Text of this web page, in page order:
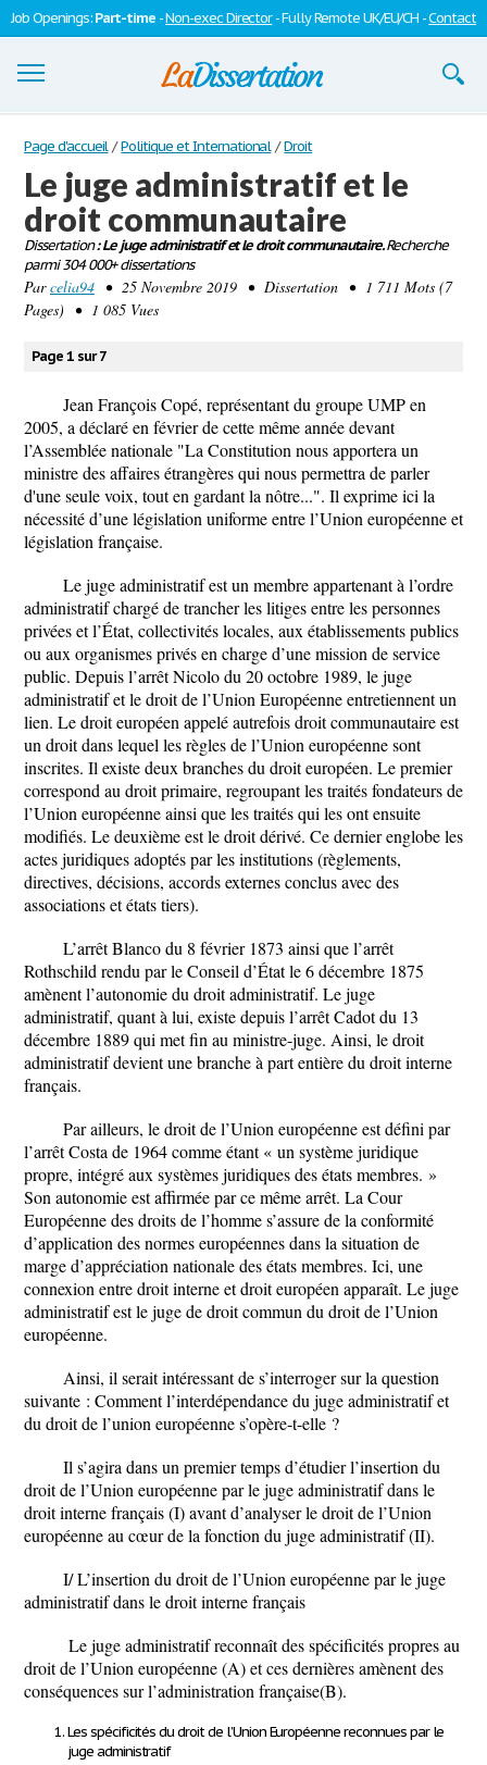
Job Openings:Part-time -Non-exec Director- Fully Remote UK/EU/CH -Contact
Dissertations
S'inscrire
Se connecter
Contactez-nous
Page d'accueil / Politique et International / Droit
Le juge administratif et le
droit communautaire
Dissertation: Le juge administratif et le droit communautaire.Recherche
parmi 304 000+ dissertations
Parcelia94 • 25 Novembre 2019 • Dissertation • 1 711 Mots (7
Pages) • 1 085 Vues
Page 1 sur 7
Jean François Copé, représentant du groupe UMP en
2005, a déclaré en février de cette même année devant
l’Assemblée nationale "La Constitution nous apportera un
ministre des affaires étrangères qui nous permettra de parler
d'une seule voix, tout en gardant la nôtre...". Il exprime ici la
nécessité d’une législation uniforme entre l’Union européenne et
législation française.
Le juge administratif est un membre appartenant à l’ordre
administratif chargé de trancher les litiges entre les personnes
privées et l’État, collectivités locales, aux établissements publics
ou aux organismes privés en charge d’une mission de service
public. Depuis l’arrêt Nicolo du 20 octobre 1989, le juge
administratif et le droit de l’Union Européenne entretiennent un
lien. Le droit européen appelé autrefois droit communautaire est
un droit dans lequel les règles de l’Union européenne sont
inscrites. Il existe deux branches du droit européen. Le premier
correspond au droit primaire, regroupant les traités fondateurs de
l’Union européenne ainsi que les traités qui les ont ensuite
modifiés. Le deuxième est le droit dérivé. Ce dernier englobe les
actes juridiques adoptés par les institutions (règlements,
directives, décisions, accords externes conclus avec des
associations et états tiers).
L’arrêt Blanco du 8 février 1873 ainsi que l’arrêt
Rothschild rendu par le Conseil d’État le 6 décembre 1875
amènent l’autonomie du droit administratif. Le juge
administratif, quant à lui, existe depuis l’arrêt Cadot du 13
décembre 1889 qui met fin au ministre-juge. Ainsi, le droit
administratif devient une branche à part entière du droit interne
français.
Par ailleurs, le droit de l’Union européenne est défini par
l’arrêt Costa de 1964 comme étant « un système juridique
propre, intégré aux systèmes juridiques des états membres. »
Son autonomie est affirmée par ce même arrêt. La Cour
Européenne des droits de l’homme s’assure de la conformité
d’application des normes européennes dans la situation de
marge d’appréciation nationale des états membres. Ici, une
connexion entre droit interne et droit européen apparaît. Le juge
administratif est le juge de droit commun du droit de l’Union
européenne.
Ainsi, il serait intéressant de s’interroger sur la question
suivante : Comment l’interdépendance du juge administratif et
du droit de l’union européenne s’opère-t-elle ?
Il s’agira dans un premier temps d’étudier l’insertion du
droit de l’Union européenne par le juge administratif dans le
droit interne français (I) avant d’analyser le droit de l’Union
européenne au cœur de la fonction du juge administratif (II).
I/ L’insertion du droit de l’Union européenne par le juge
administratif dans le droit interne français
Le juge administratif reconnaît des spécificités propres au
droit de l’Union européenne (A) et ces dernières amènent des
conséquences sur l’administration française(B).
Les spécificités du droit de l’Union Européenne reconnues par le
juge administratif